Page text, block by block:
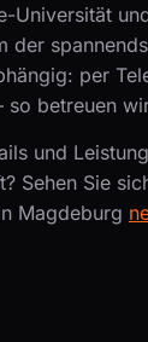
Universität
der
per
so betreuen
und
Sehen Sie
Magdeburg